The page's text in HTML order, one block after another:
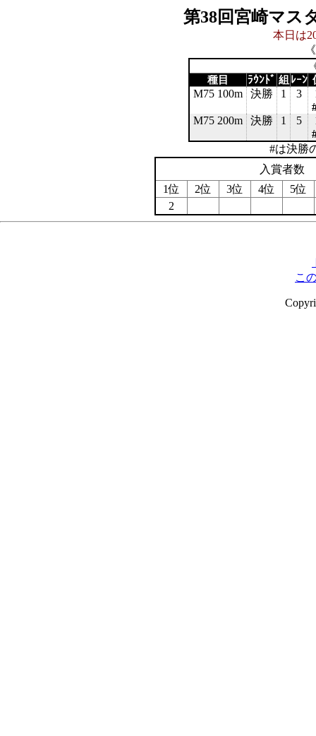
第38回宮崎マス
本日は
種目 ﾗｳﾝﾄﾞ 組 ﾚｰﾝ
M75 100m 決勝 1 3
M75 200m
決勝 1 5
#は決勝
入賞者数
1位
2位 3位 4位
5位
2
こ